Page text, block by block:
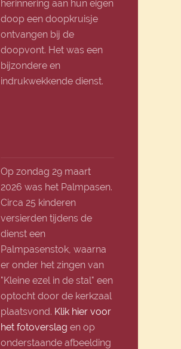
herinnering aan hun eigen
doop een doopkruisje
ontvangen bij de
doopvont. Het was een
bijzondere en
indrukwekkende dienst.
Op zondag 29 maart
2026 was het Palmpasen.
Circa 25 kinderen
versierden tijdens de
dienst een
Palmpasenstok, waarna
er onder het zingen van
"Kleine ezel in de stal" een
optocht door de kerkzaal
plaatsvond. Klik hier voor
het fotoverslag en op
onderstaande afbeelding